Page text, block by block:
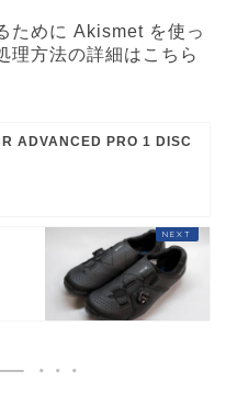
ために Akismet を使っ
理方法の詳細はこちら
ADVANCED PRO 1 DISC